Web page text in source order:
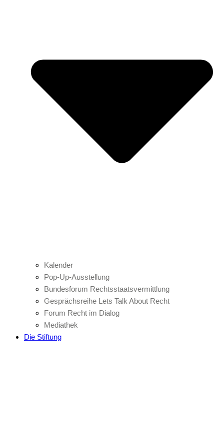
Kalender
Pop-Up-Ausstellung
Bundesforum Rechtsstaatsvermittlung
Gesprächsreihe Lets Talk About Recht
Forum Recht im Dialog
Mediathek
Die Stiftung